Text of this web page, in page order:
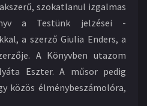
szokatlanul izgalmas
a Testünk jelzései -
a szerző Giulia Enders, a
A Könyvben utazom
Eszter. A műsor pedig
közös élménybeszámolóra,